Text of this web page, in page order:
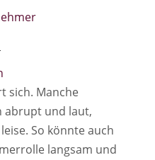
sich. Manche
abrupt und laut,
So könnte auch
langsam und